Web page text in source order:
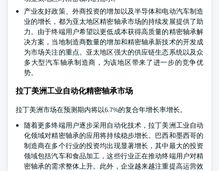
产业友好政策、外商投资的增加以及半导体和电动汽车制造
业的增长，都为亚太地区精密轴承市场的持续发展提供了助
力。由于终端用户希望以更低成本获得高质量的精密轴承解
决方案，当地制造商数量的增加和精密轴承新技术的开发成
为市场关注的重点。亚太地区强大的供应链生态系统以及众
多大型汽车轴承制造商，为该地区带来了进一步的竞争优
势。
拉丁美洲工业自动化精密轴承市场
拉丁美洲市场在预测期内将以6.7%的复合年增长率增长。
随着更多终端用户逐步采用自动化技术，拉丁美洲工业自动
化领域对精密轴承的应用将持续稳步增长。巴西和墨西哥的
制造商在多个行业的投资均出现显著增长，其中最大的投资
领域包括汽车和食品加工，这些行业正在推动终端用户对精
密轴承的需求整体上升。此外，企业越来越注重提高运营效